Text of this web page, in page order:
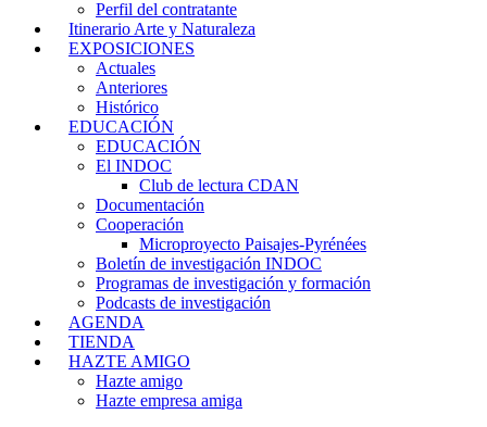
Perfil del contratante
Itinerario Arte y Naturaleza
EXPOSICIONES
Actuales
Anteriores
Histórico
EDUCACIÓN
EDUCACIÓN
El INDOC
Club de lectura CDAN
Documentación
Cooperación
Microproyecto Paisajes-Pyrénées
Boletín de investigación INDOC
Programas de investigación y formación
Podcasts de investigación
AGENDA
TIENDA
HAZTE AMIGO
Hazte amigo
Hazte empresa amiga